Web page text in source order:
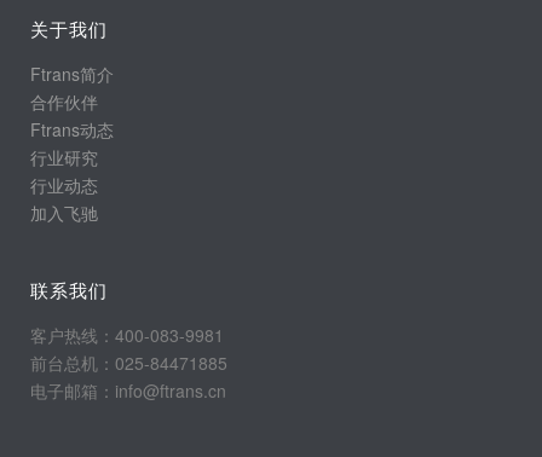
关于我们
Ftrans简介
合作伙伴
Ftrans动态
行业研究
行业动态
加入飞驰
联系我们
客户热线：400-083-9981
前台总机：025-84471885
电子邮箱：info@ftrans.cn